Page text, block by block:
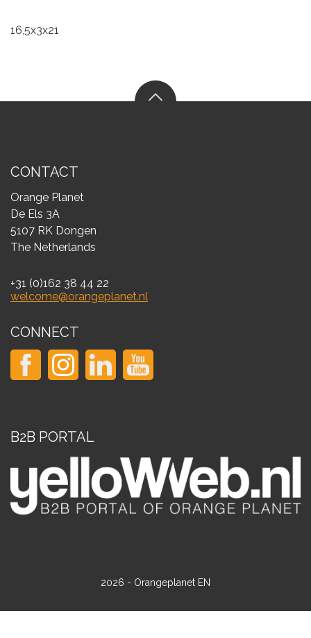
16,5x3x21
CONTACT
Orange Planet
De Els 3A
5107 RK Dongen
The Netherlands
+31 (0)162 38 44 22
welcome@orangeplanet.nl
CONNECT
B2B PORTAL
2026 - Orangeplanet EN